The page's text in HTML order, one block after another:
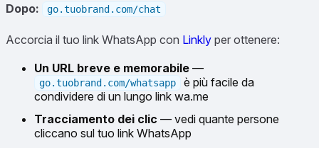
Dopo: go.tuobrand.com/chat
Accorcia il tuo link WhatsApp con Linkly per ottenere:
Un URL breve e memorabile —
go.tuobrand.com/whatsapp
è più facile da
condividere di un lungo link wa.me
Tracciamento dei clic — vedi quante persone
cliccano sul tuo link WhatsApp